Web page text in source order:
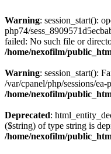
Warning: session_start():
php74/
failed: No such file or
/home/nexofilm/
Warning: session_start():
/var/cpanel/php/sessions/ea-
/home/nexofilm/
Deprecated:
($string) of type string is
/home/nexofilm/